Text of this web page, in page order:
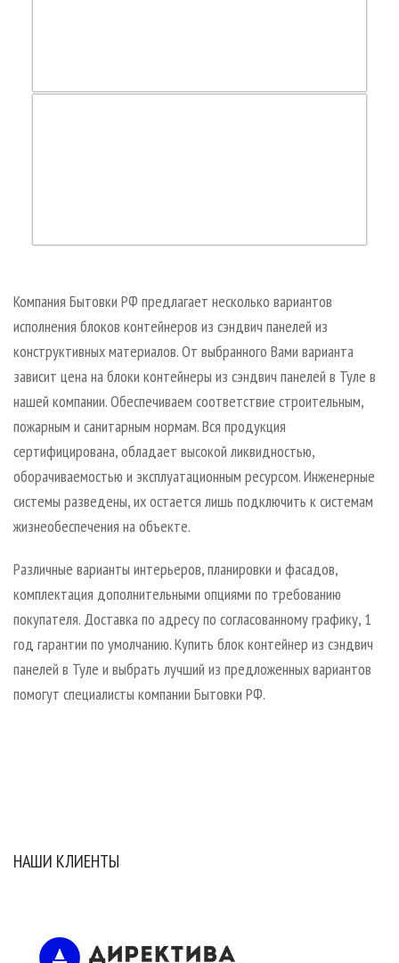
Компания Бытовки РФ предлагает несколько вариантов
исполнения блоков контейнеров из сэндвич панелей из
конструктивных материалов. От выбранного Вами варианта
зависит цена на блоки контейнеры из сэндвич панелей в Туле в
нашей компании. Обеспечиваем соответствие строительным,
пожарным и санитарным нормам. Вся продукция
сертифицирована, обладает высокой ликвидностью,
оборачиваемостью и эксплуатационным ресурсом. Инженерные
системы разведены, их остается лишь подключить к системам
жизнеобеспечения на объекте.
Различные варианты интерьеров, планировки и фасадов,
комплектация дополнительными опциями по требованию
покупателя. Доставка по адресу по согласованному графику, 1
год гарантии по умолчанию. Купить блок контейнер из сэндвич
панелей в Туле и выбрать лучший из предложенных вариантов
помогут специалисты компании Бытовки РФ.
НАШИ КЛИЕНТЫ